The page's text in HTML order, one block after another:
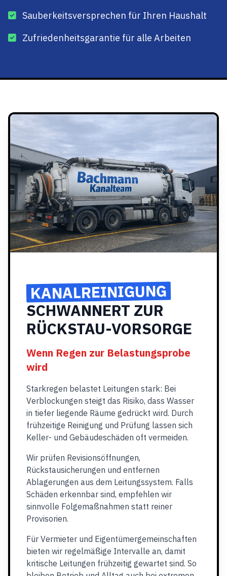
Sauberkeitsversprechen für Ihren Haushalt
Zufriedenheitsgarantie für alle Arbeiten
KANALREINIGUNG
SCHWANNERT ZUR
RÜCKSTAU-VORSORGE
Wenn Regen zur Belastungsprobe
wird
Starkregen belastet Leitungen stark: Bei
Verblockungen steigt das Risiko, dass Wasser
in tiefer liegende Räume gedrückt wird. Durch
frühzeitige Reinigung und Prüfung lassen sich
Keller- und Gebäudeschäden oft vermeiden.
Wir prüfen Revisionsöffnungen,
Rückstausicherungen und entfernen
Ablagerungen aus dem Leitungssystem. Falls
Schäden erkennbar sind, empfehlen wir
sinnvolle Folgemaßnahmen statt reiner
Provisorien.
Für Vermieter und Eigentümergemeinschaften
bieten wir regelmäßige Intervalle an, damit
kritische Leitungen frühzeitig gewartet sind. So